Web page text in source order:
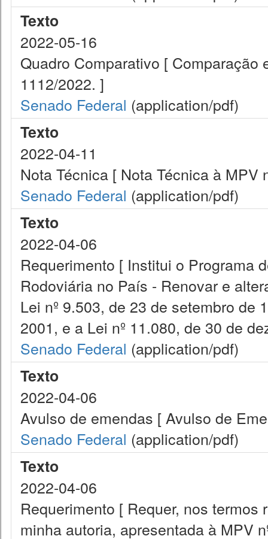
Texto
2022-05-16
Quadro Comparativo [ Comparação
1112/2022. ]
Senado Federal (application/pdf)
Texto
2022-04-11
Nota Técnica [ Nota Técnica à MPV
Senado Federal (application/pdf)
Texto
2022-04-06
Requerimento [ Institui o Programa
Rodoviária no País - Renovar e
Lei nº 9.503, de 23 de setembro de
2001, e a Lei nº 11.080, de 30 de
Senado Federal (application/pdf)
Texto
2022-04-06
Avulso de emendas [ Avulso de
Senado Federal (application/pdf)
Texto
2022-04-06
Requerimento [ Requer, nos
minha autoria, apresentada à MPV